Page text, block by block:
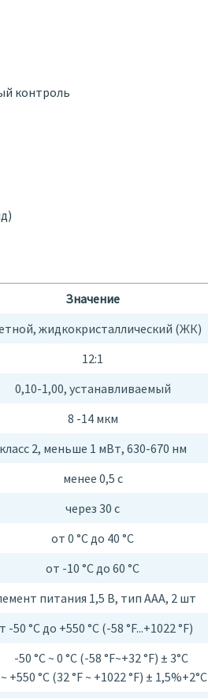
контроль
Значение
жидкокристаллический (ЖК)
12:1
0,10-1,00, устанавливаемый
8 -14 мкм
класс 2, меньше 1 мВт, 630-670 нм
менее 0,5 с
через 30 с
от 0 °С до 40 °С
от -10 °C до 60 °C
питания 1,5 В, тип ААА, 2 шт
-50 °С до +550 °С (-58 °F...+1022 °F)
-50 °С ~ 0 °С (-58 °F~+32 °F) ± 3°С
+550 °С (32 °F ~ +1022 °F) ± 1,5%+2°С